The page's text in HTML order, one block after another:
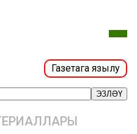
Газетага язылу
ЭЗЛӘҮ